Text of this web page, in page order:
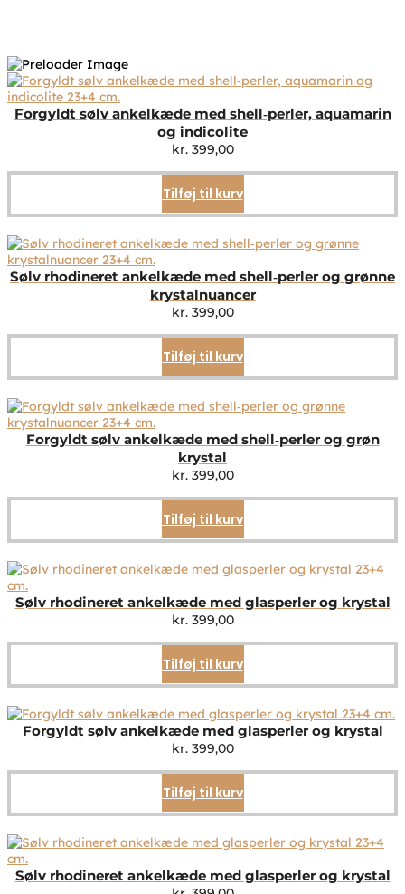
Forgyldt sølv ankelkæde med shell‑perler, aquamarin
og indicolite
kr.399,00
Tilføj til kurv
Sølv rhodineret ankelkæde med shell‑perler og grønne
krystalnuancer
kr.399,00
Tilføj til kurv
Forgyldt sølv ankelkæde med shell‑perler og grøn
krystal
kr.399,00
Tilføj til kurv
Sølv rhodineret ankelkæde med glasperler og krystal
kr.399,00
Tilføj til kurv
Forgyldt sølv ankelkæde med glasperler og krystal
kr.399,00
Tilføj til kurv
Sølv rhodineret ankelkæde med glasperler og krystal